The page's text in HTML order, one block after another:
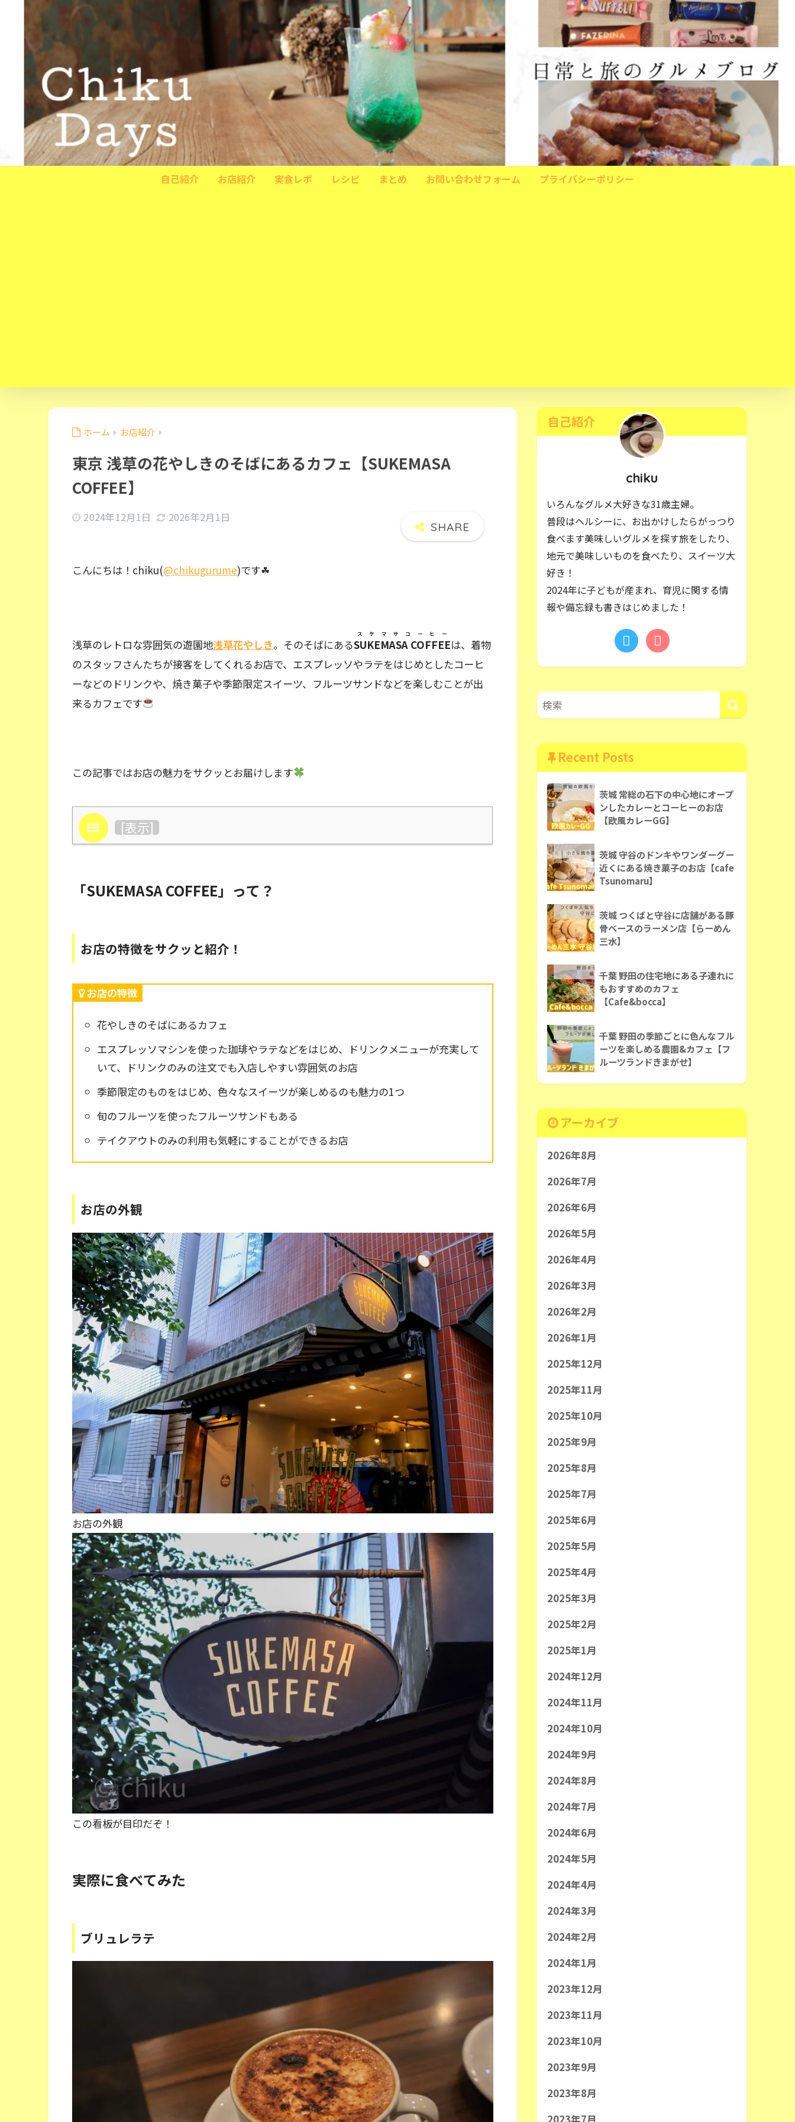
自己紹介 お店紹介 実食レポ レシピ まとめ お問い合わせフォーム プライバシーポリシー
ホーム お店紹介
東京 浅草の花やしきのそばにあるカフェ【SUKEMASA
COFFEE】
2024年12月1日 2026年2月1日
こんにちは！chiku(@chikugurume)です☘
浅草のレトロな雰囲気の遊園地浅草花やしき。そのそばにあるSUKEMASA COFFEE
スケマサコーヒー
は、着物
のスタッフさんたちが接客をしてくれるお店で、エスプレッソやラテをはじめとしたコーヒ
ーなどのドリンクや、焼き菓子や季節限定スイーツ、フルーツサンドなどを楽しむことが出
来るカフェです
この記事ではお店の魅力をサクッとお届けします
目次 [表示]
「SUKEMASA COFFEE」って？
お店の特徴をサクッと紹介！
お店の特徴
花やしきのそばにあるカフェ
エスプレッソマシンを使った珈琲やラテなどをはじめ、ドリンクメニューが充実して
いて、ドリンクのみの注文でも入店しやすい雰囲気のお店
季節限定のものをはじめ、色々なスイーツが楽しめるのも魅力の1つ
旬のフルーツを使ったフルーツサンドもある
テイクアウトのみの利用も気軽にすることができるお店
お店の外観
お店の外観
この看板が目印だぞ！
実際に食べてみた
ブリュレラテ
自己紹介
chiku
いろんなグルメ大好きな31歳主婦。
普段はヘルシーに、お出かけしたらがっつり
食べます美味しいグルメを探す旅をしたり、
地元で美味しいものを食べたり、スイーツ大
好き！
2024年に子どもが産まれ、育児に関する情
報や備忘録も書きはじめました！
Recent Posts
茨城 常総の石下の中心地にオープ
ンしたカレーとコーヒーのお店
【欧風カレーGG】
茨城 守谷のドンキやワンダーグー
近くにある焼き菓子のお店【cafe
Tsunomaru】
茨城 つくばと守谷に店舗がある豚
骨ベースのラーメン店【らーめん
三水】
千葉 野田の住宅地にある子連れに
もおすすめのカフェ
【Cafe&bocca】
千葉 野田の季節ごとに色んなフル
ーツを楽しめる農園&カフェ【フ
ルーツランドきまがせ】
アーカイブ
2026年8月
2026年7月
2026年6月
2026年5月
2026年4月
2026年3月
2026年2月
2026年1月
2025年12月
2025年11月
2025年10月
2025年9月
2025年8月
2025年7月
2025年6月
2025年5月
2025年4月
2025年3月
2025年2月
2025年1月
2024年12月
2024年11月
2024年10月
2024年9月
2024年8月
2024年7月
2024年6月
2024年5月
2024年4月
2024年3月
2024年2月
2024年1月
2023年12月
2023年11月
2023年10月
2023年9月
2023年8月
2023年7月